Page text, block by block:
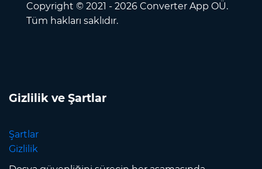
Copyright © 2021 - 2026 Converter App OÜ.
Tüm hakları saklıdır.
Gizlilik ve Şartlar
Şartlar
Gizlilik